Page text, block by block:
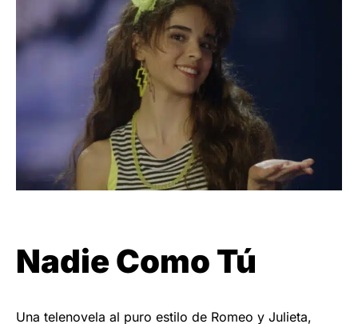
Nadie Como Tú
Una telenovela al puro estilo de Romeo y Julieta,